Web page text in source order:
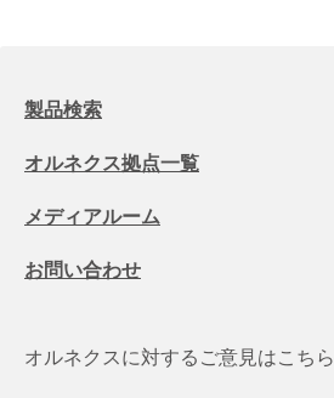
製品検索
オルネクス拠点一覧
メディアルーム
お問い合わせ
オルネクスに対するご意見はこちら